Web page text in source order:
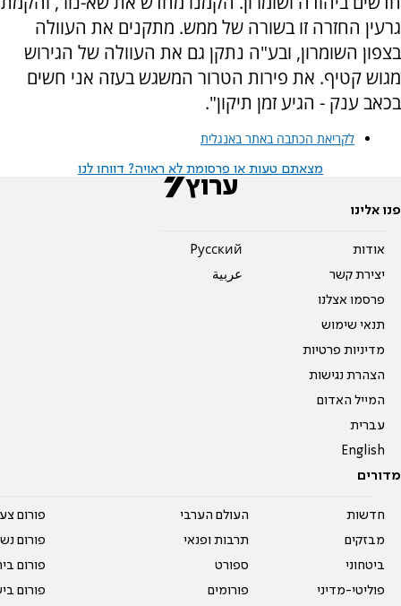
גרעין החזרה זו בשורה של ממש. מתקנים את העוולה
בצפון השומרון, ובע"ה נתקן גם את העוולה של הגירוש
מגוש קטיף. את פירות הטרור המשגש בעזה אני חשים
בכאב ענק - הגיע זמן תיקון".
לקריאת הכתבה באתר באנגלית
מצאתם טעות או פרסומת לא ראויה? דווחו לנו
פנו אלינו
אודות
יצירת קשר
פרסמו אצלנו
תנאי שימוש
מדיניות פרטיות
הצהרת נגישות
המייל האדום
עברית
English
Pусский
عربية
מדורים
חדשות
מבזקים
ביטחוני
פוליטי-מדיני
העולם הערבי
תרבות ופנאי
ספורט
פורומים
פורום
פורום
פורום
פורום